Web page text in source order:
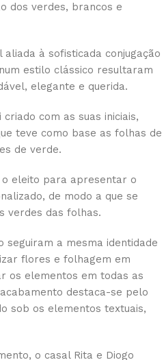
dos verdes, brancos e
à sofisticada conjugação
estilo clássico resultaram
elegante e querida.
com as suas iniciais,
teve como base as folhas de
de verde.
eleito para apresentar o
de modo a que se
verdes das folhas.
seguiram a mesma identidade
flores e folhagem em
os elementos em todas as
destaca-se pelo
sob os elementos textuais,
o casal Rita e Diogo